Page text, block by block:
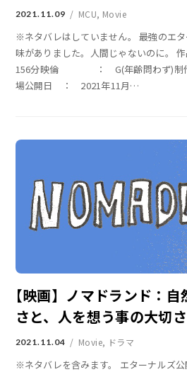
2021.11.09 MCU, Movie
※ネタバレはしていません。 最強のエ
味がありました。人間じゃないのに
156分映倫 ： G(年齢問わず)
場公開日 ： 2021年11月…
【映画】ノマドランド：
さと、人を想う事の大切さ
2021.11.04 Movie, ドラマ
※ネタバレを含みます。 エターナルズ